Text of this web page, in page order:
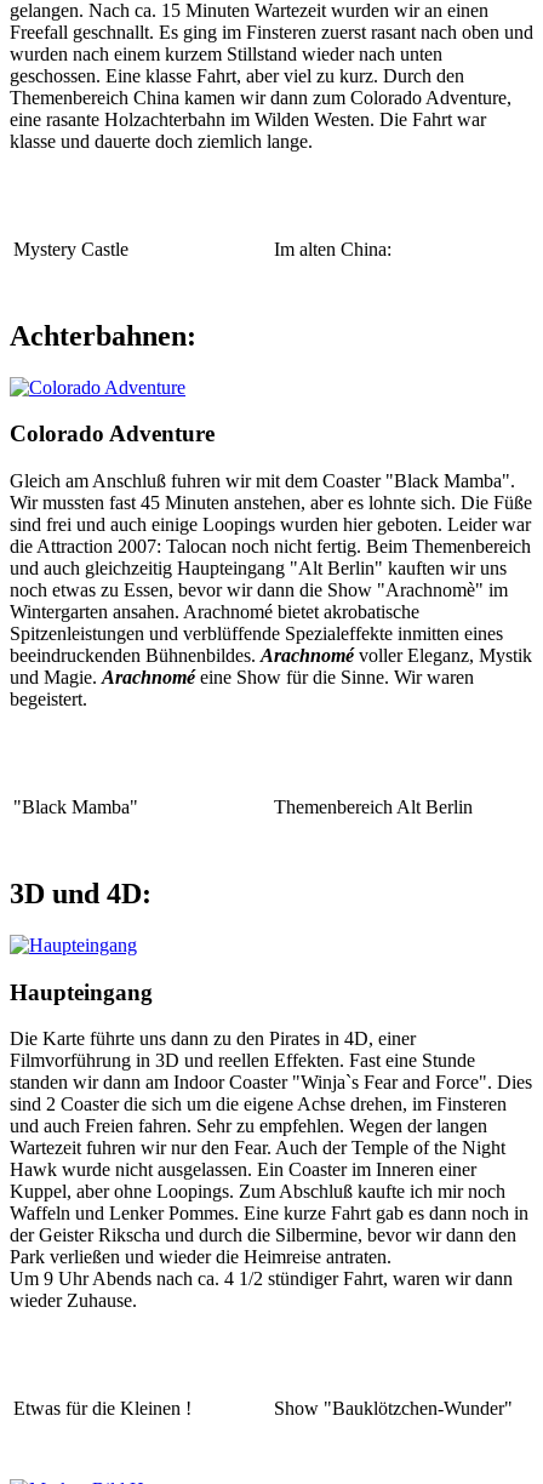
gelangen. Nach ca. 15 Minuten Wartezeit wurden wir an einen
Freefall geschnallt. Es ging im Finsteren zuerst rasant nach oben und
wurden nach einem kurzem Stillstand wieder nach unten
geschossen. Eine klasse Fahrt, aber viel zu kurz. Durch den
Themenbereich China kamen wir dann zum Colorado Adventure,
eine rasante Holzachterbahn im Wilden Westen. Die Fahrt war
klasse und dauerte doch ziemlich lange.
Mystery Castle Im alten China:
Achterbahnen:
Colorado Adventure
Gleich am Anschluß fuhren wir mit dem Coaster "Black Mamba".
Wir mussten fast 45 Minuten anstehen, aber es lohnte sich. Die Füße
sind frei und auch einige Loopings wurden hier geboten. Leider war
die Attraction 2007: Talocan noch nicht fertig. Beim Themenbereich
und auch gleichzeitig Haupteingang "Alt Berlin" kauften wir uns
noch etwas zu Essen, bevor wir dann die Show "Arachnomè" im
Wintergarten ansahen. Arachnomé bietet akrobatische
Spitzenleistungen und verblüffende Spezialeffekte inmitten eines
beeindruckenden Bühnenbildes. Arachnomévoller Eleganz, Mystik
und Magie. Arachnoméeine Show für die Sinne. Wir waren
begeistert.
"Black Mamba" Themenbereich Alt Berlin
3D und 4D:
Haupteingang
Die Karte führte uns dann zu den Pirates in 4D, einer
Filmvorführung in 3D und reellen Effekten. Fast eine Stunde
standen wir dann am Indoor Coaster "Winja`s Fear and Force". Dies
sind 2 Coaster die sich um die eigene Achse drehen, im Finsteren
und auch Freien fahren. Sehr zu empfehlen. Wegen der langen
Wartezeit fuhren wir nur den Fear. Auch der Temple of the Night
Hawk wurde nicht ausgelassen. Ein Coaster im Inneren einer
Kuppel, aber ohne Loopings. Zum Abschluß kaufte ich mir noch
Waffeln und Lenker Pommes. Eine kurze Fahrt gab es dann noch in
der Geister Rikscha und durch die Silbermine, bevor wir dann den
Park verließen und wieder die Heimreise antraten.
Um 9 Uhr Abends nach ca. 4 1/2 stündiger Fahrt, waren wir dann
wieder Zuhause.
Etwas für die Kleinen ! Show "Bauklötzchen-Wunder"